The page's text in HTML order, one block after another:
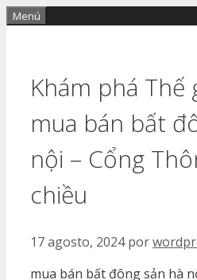
Saltar
Menú
Khám phá Thế
mua bán bất
nội – Cổng
chiều
17 agosto, 2024 por
mua bán bất đông sản hà